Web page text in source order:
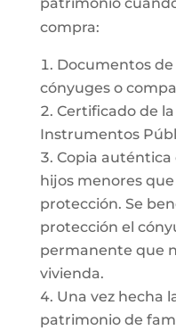
compra:
Documentos
cónyuges o
Certificado de
Instrumentos
Copia auténtica
hijos menores
protección. Se
protección el
permanente que
vivienda.
Una vez hecha
patrimonio de